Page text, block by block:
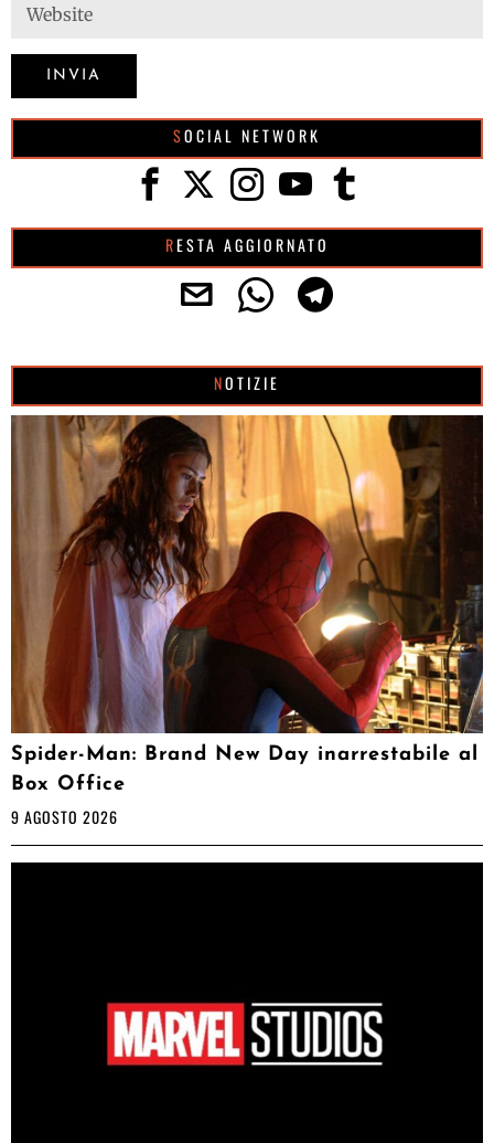
SOCIAL NETWORK
RESTA AGGIORNATO
NOTIZIE
Spider-Man: Brand New Day inarrestabile al
Box Office
9 AGOSTO 2026